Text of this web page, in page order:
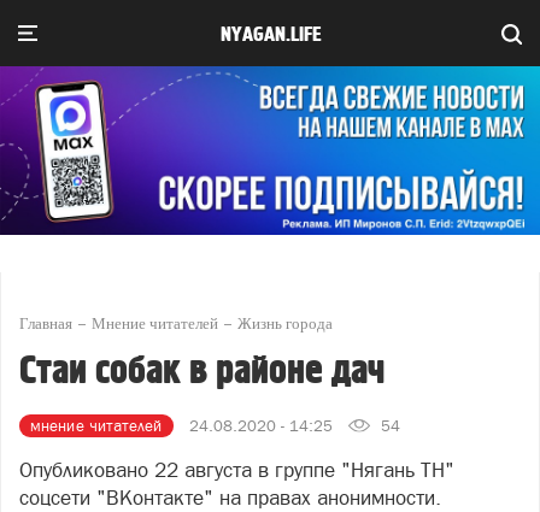
NYAGAN.LIFE
Главная Мнение читателей Жизнь города
Стаи собак в районе дач
мнение читателей 24.08.2020 - 14:25 54
Опубликовано 22 августа в группе "Нягань ТН"
соцсети "ВКонтакте" на правах анонимности.